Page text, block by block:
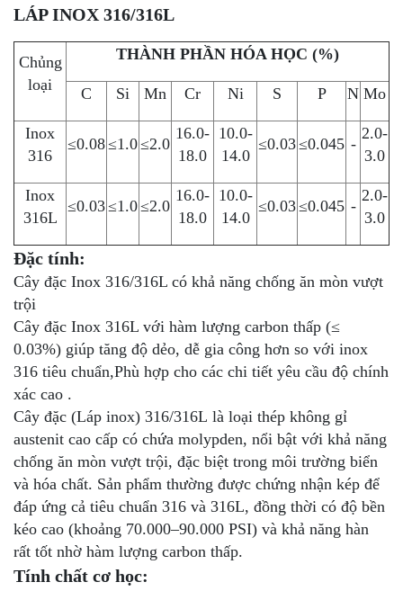
LÁP INOX 316/316L
Chủng
loại
THÀNH PHẦN HÓA HỌC (%)
C Si Mn Cr Ni S P N Mo
Inox
316
≤0.08≤1.0≤2.0
16.0-
18.0
10.0-
14.0
≤0.03≤0.045 -
2.0-
3.0
Inox
316L
≤0.03≤1.0≤2.0
16.0-
18.0
10.0-
14.0
≤0.03≤0.045 -
2.0-
3.0
Đặc tính:
Cây đặc Inox 316/316L có khả năng chống ăn mòn vượt
trội
Cây đặc Inox 316L với hàm lượng carbon thấp (≤
0.03%) giúp tăng độ dẻo, dễ gia công hơn so với inox
316 tiêu chuẩn,Phù hợp cho các chi tiết yêu cầu độ chính
xác cao .
Cây đặc (Láp inox) 316/316L là loại thép không gỉ
austenit cao cấp có chứa molypden, nổi bật với khả năng
chống ăn mòn vượt trội, đặc biệt trong môi trường biển
và hóa chất. Sản phẩm thường được chứng nhận kép để
đáp ứng cả tiêu chuẩn 316 và 316L, đồng thời có độ bền
kéo cao (khoảng 70.000–90.000 PSI) và khả năng hàn
rất tốt nhờ hàm lượng carbon thấp.
Tính chất cơ học: